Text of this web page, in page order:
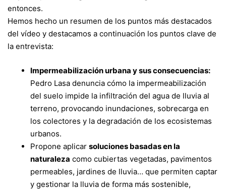
entonces.
Hemos hecho un resumen de los puntos más destacados
del vídeo y destacamos a continuación los puntos clave de
la entrevista:
Impermeabilización urbana y sus consecuencias:
Pedro Lasa denuncia cómo la impermeabilización
del suelo impide la infiltración del agua de lluvia al
terreno, provocando inundaciones, sobrecarga en
los colectores y la degradación de los ecosistemas
urbanos.
Propone aplicar soluciones basadas en la
naturaleza como cubiertas vegetadas, pavimentos
permeables, jardines de lluvia… que permiten captar
y gestionar la lluvia de forma más sostenible,